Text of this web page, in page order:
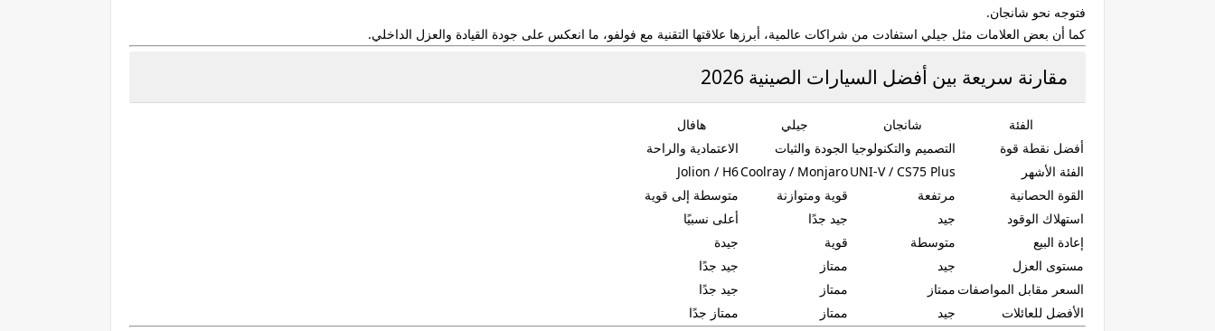
فتوجه نحو شانجان.
كما أن بعض العلامات مثل جيلي استفادت من شراكات عالمية، أبرزها علاقتها التقنية مع فولفو، ما انعكس على جودة القيادة والعزل الداخلي.
مقارنة سريعة بين أفضل السيارات الصينية 2026
الفئة شانجان جيلي
هافال
أفضل نقطة قوة
التصميم والتكنولوجيا الجودة والثبات
الاعتمادية والراحة
الفئة الأشهر
UNI-V / CS75 Plus
Coolray / Monjaro
Jolion / H6
القوة الحصانية
مرتفعة قوية ومتوازنة
متوسطة إلى قوية
استهلاك الوقود
جيد جيد جدًا
أعلى نسبيًا
إعادة البيع
متوسطة قوية
جيدة
مستوى العزل
جيد ممتاز
جيد جدًا
السعر مقابل المواصفات ممتاز ممتاز
جيد جدًا
الأفضل للعائلات
جيد ممتاز ممتاز جدًا